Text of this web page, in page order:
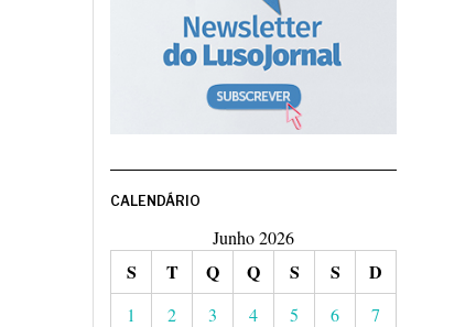
CALENDÁRIO
Junho 2026
S T Q Q S S D
1 2 3 4 5 6
7